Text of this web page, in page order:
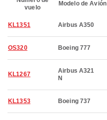
vuelo
Modelo de Avión
KL1351 Airbus A350
OS320 Boeing 777
KL1267
Airbus A321
N
KL1353 Boeing 737